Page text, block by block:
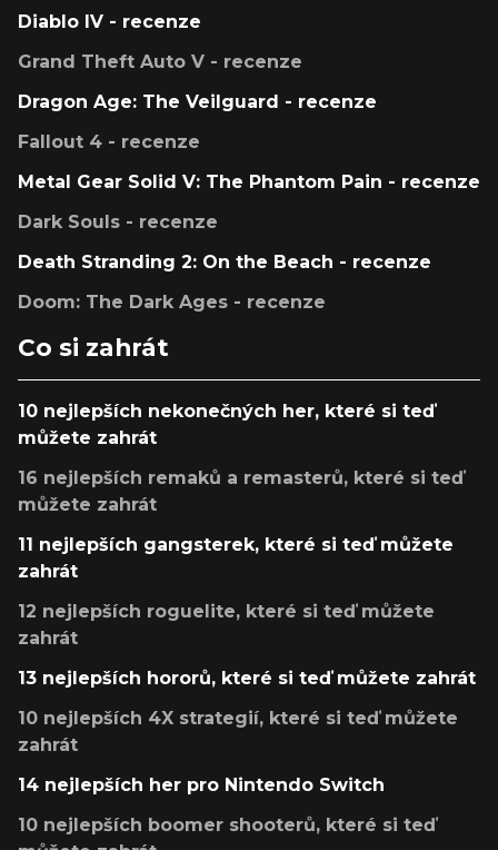
Diablo IV - recenze
Grand Theft Auto V - recenze
Dragon Age: The Veilguard - recenze
Fallout 4 - recenze
Metal Gear Solid V: The Phantom Pain - recenze
Dark Souls - recenze
Death Stranding 2: On the Beach - recenze
Doom: The Dark Ages - recenze
Co si zahrát
10 nejlepších nekonečných her, které si teď
můžete zahrát
16 nejlepších remaků a remasterů, které si teď
můžete zahrát
11 nejlepších gangsterek, které si teď můžete
zahrát
12 nejlepších roguelite, které si teď můžete
zahrát
13 nejlepších hororů, které si teď můžete zahrát
10 nejlepších 4X strategií, které si teď můžete
zahrát
14 nejlepších her pro Nintendo Switch
10 nejlepších boomer shooterů, které si teď